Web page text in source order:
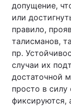
допущение,
или
правило,
талисманов,
пр.
случаи их
достаточной
просто в силу
фиксируются,